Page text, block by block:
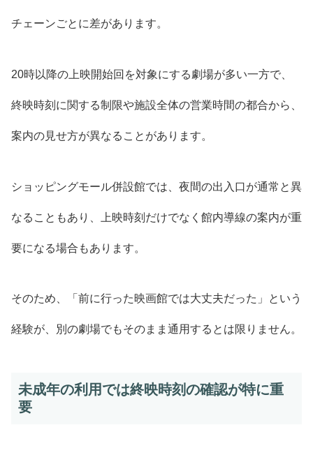
チェーンごとに差があります。
20時以降の上映開始回を対象にする劇場が多い一方で、
終映時刻に関する制限や施設全体の営業時間の都合から、
案内の見せ方が異なることがあります。
ショッピングモール併設館では、夜間の出入口が通常と異
なることもあり、上映時刻だけでなく館内導線の案内が重
要になる場合もあります。
そのため、「前に行った映画館では大丈夫だった」という
経験が、別の劇場でもそのまま通用するとは限りません。
未成年の利用では終映時刻の確認が特に重
要